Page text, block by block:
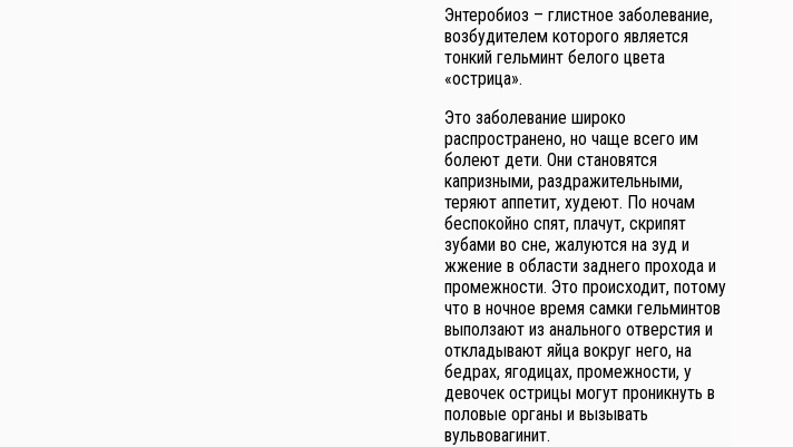
Энтеробиоз – глистное заболевание,
возбудителем которого является
тонкий гельминт белого цвета
«острица».
Это заболевание широко
распространено, но чаще всего им
болеют дети. Они становятся
капризными, раздражительными,
теряют аппетит, худеют. По ночам
беспокойно спят, плачут, скрипят
зубами во сне, жалуются на зуд и
жжение в области заднего прохода и
промежности. Это происходит, потому
что в ночное время самки гельминтов
выползают из анального отверстия и
откладывают яйца вокруг него, на
бедрах, ягодицах, промежности, у
девочек острицы могут проникнуть в
половые органы и вызывать
вульвовагинит.